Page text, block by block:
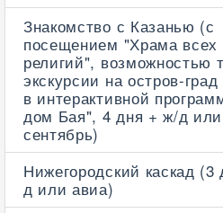
Знакомство с Казанью (с
посещением "Храма всех
религий", возможностью
экскурсии на остров-
в интерактивной
дом Бая", 4 дня + ж/д
сентябрь)
Нижегородский каскад
д или авиа)